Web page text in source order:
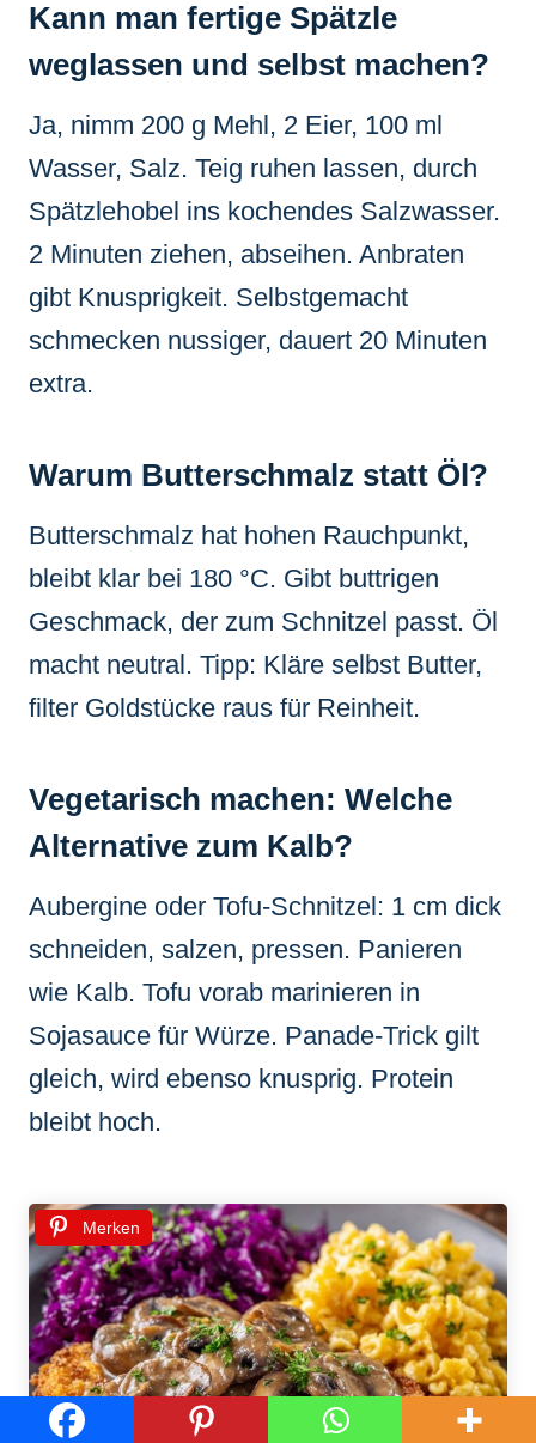
Kann man fertige Spätzle
weglassen und selbst machen?
Ja, nimm 200 g Mehl, 2 Eier, 100 ml
Wasser, Salz. Teig ruhen lassen, durch
Spätzlehobel ins kochendes Salzwasser.
2 Minuten ziehen, abseihen. Anbraten
gibt Knusprigkeit. Selbstgemacht
schmecken nussiger, dauert 20 Minuten
extra.
Warum Butterschmalz statt Öl?
Butterschmalz hat hohen Rauchpunkt,
bleibt klar bei 180 °C. Gibt buttrigen
Geschmack, der zum Schnitzel passt. Öl
macht neutral. Tipp: Kläre selbst Butter,
filter Goldstücke raus für Reinheit.
Vegetarisch machen: Welche
Alternative zum Kalb?
Aubergine oder Tofu-Schnitzel: 1 cm dick
schneiden, salzen, pressen. Panieren
wie Kalb. Tofu vorab marinieren in
Sojasauce für Würze. Panade-Trick gilt
gleich, wird ebenso knusprig. Protein
bleibt hoch.
Merken